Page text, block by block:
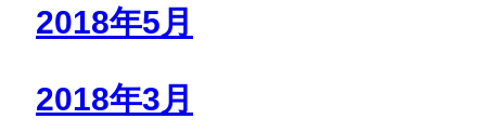
2018年5月
2018年3月